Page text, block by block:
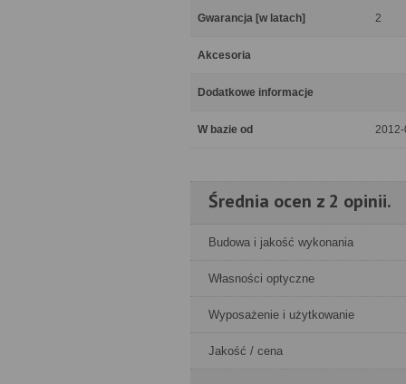
Gwarancja [w latach] 2
Akcesoria
Dodatkowe informacje
W bazie od
Średnia ocen z 2 opinii.
Budowa i jakość wykonania
Własności optyczne
Wyposażenie i użytkowanie
Jakość / cena